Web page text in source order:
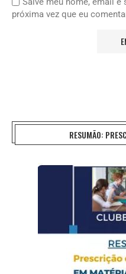
próxima vez que eu
RESUMÃO: